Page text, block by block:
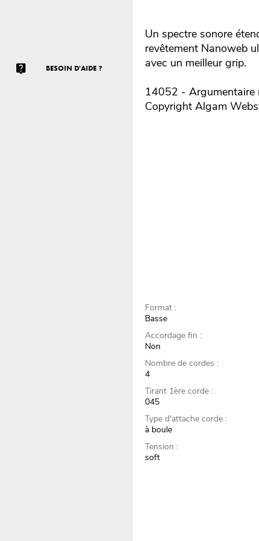
BESOIN D'AIDE ?
Un spectre sonore
revêtement Nanoweb
avec un meilleur grip.
14052 - Argumentaire
Copyright Algam
Format :
Basse
Accordage fin :
Non
Nombre de cordes :
4
Tirant 1ère corde :
045
Type d'attache corde :
à boule
Tension :
soft